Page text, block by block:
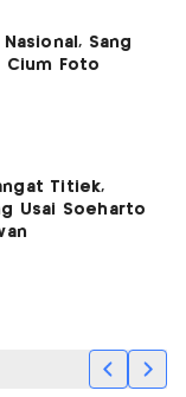
Sang
Cium Foto
Titiek,
Usai Soeharto